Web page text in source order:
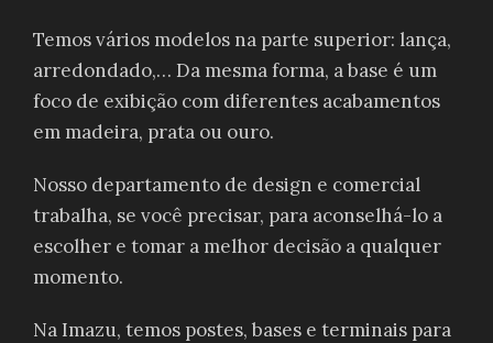
Temos vários modelos na parte superior: lança,
arredondado,… Da mesma forma, a base é um
foco de exibição com diferentes acabamentos
em madeira, prata ou ouro.
Nosso departamento de design e comercial
trabalha, se você precisar, para aconselhá-lo a
escolher e tomar a melhor decisão a qualquer
momento.
Na Imazu, temos postes, bases e terminais para